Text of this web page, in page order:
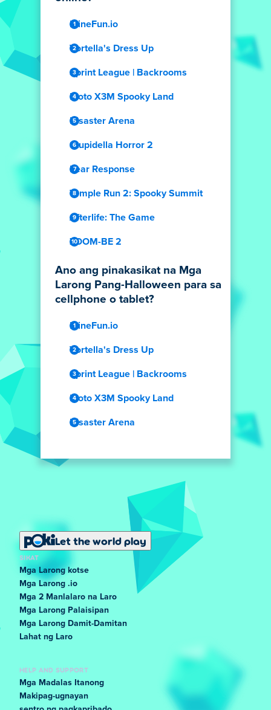
MineFun.io
Vortella's Dress Up
Sprint League | Backrooms
Moto X3M Spooky Land
Disaster Arena
Stupidella Horror 2
Fear Response
Temple Run 2: Spooky Summit
Afterlife: The Game
ZOOM-BE 2
Ano ang pinakasikat na Mga
Larong Pang-Halloween para sa
cellphone o tablet?
MineFun.io
Vortella's Dress Up
Sprint League | Backrooms
Moto X3M Spooky Land
Disaster Arena
Let the world play
SIKAT
Mga Larong kotse
Mga Larong .io
Mga 2 Manlalaro na Laro
Mga Larong Palaisipan
Mga Larong Damit-Damitan
Lahat ng Laro
HELP AND SUPPORT
Mga Madalas Itanong
Makipag-ugnayan